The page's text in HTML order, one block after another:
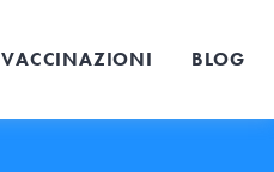
VACCINAZIONI BLOG